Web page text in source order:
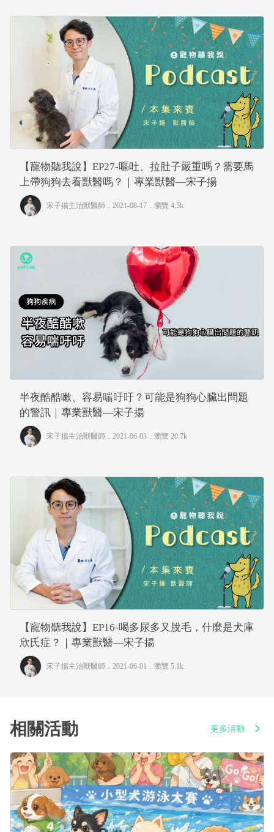
【寵物聽我說】EP27-嘔吐、拉肚子嚴重嗎？需要馬
上帶狗狗去看獸醫嗎？｜專業獸醫—宋子揚
宋子揚主治獸醫師 ．2021-08-17． 瀏覽 4.5k
半夜酷酷嗽、容易喘吁吁？可能是狗狗心臟出問題
的警訊｜專業獸醫—宋子揚
宋子揚主治獸醫師 ．2021-06-03． 瀏覽 20.7k
【寵物聽我說】EP16-喝多尿多又脫毛，什麼是犬庫
欣氏症？｜專業獸醫—宋子揚
宋子揚主治獸醫師 ．2021-06-01． 瀏覽 5.1k
相關活動 更多活動